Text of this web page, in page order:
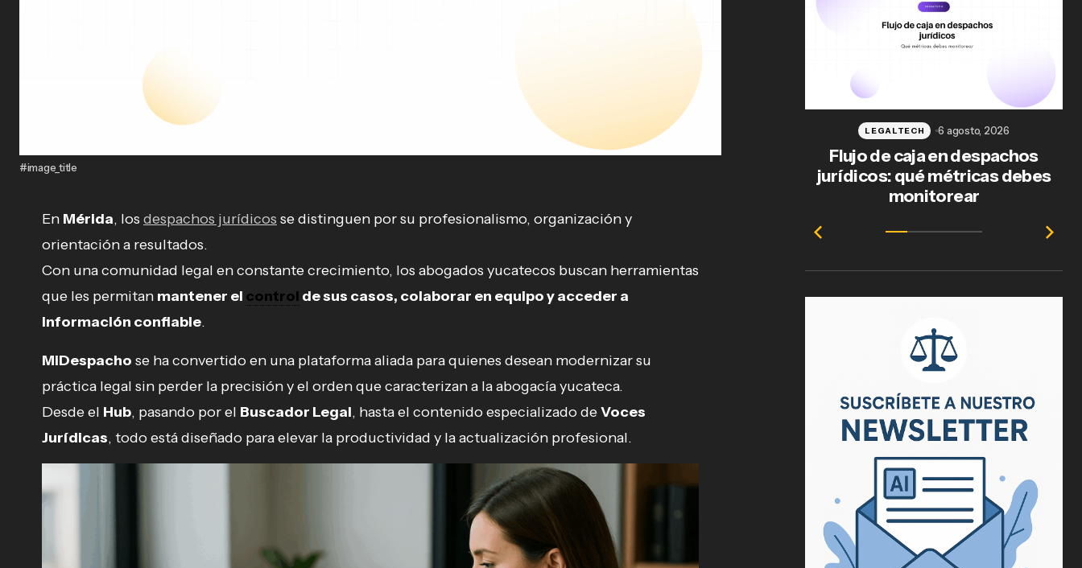
#image_title
En Mérida, los despachos jurídicos se distinguen por su profesionalismo, organización y
orientación a resultados.
Con una comunidad legal en constante crecimiento, los abogados yucatecos buscan herramientas
que les permitan mantener el control de sus casos, colaborar en equipo y acceder a
información confiable.
MiDespacho se ha convertido en una plataforma aliada para quienes desean modernizar su
práctica legal sin perder la precisión y el orden que caracterizan a la abogacía yucateca.
Desde el Hub, pasando por el Buscador Legal, hasta el contenido especializado deVoces
Jurídicas, todo está diseñado para elevar la productividad y la actualización profesional.
Flujo de caja en despachos
jurídicos: qué métricas debes
monitorear
LEGALTECH 6 agosto, 2026